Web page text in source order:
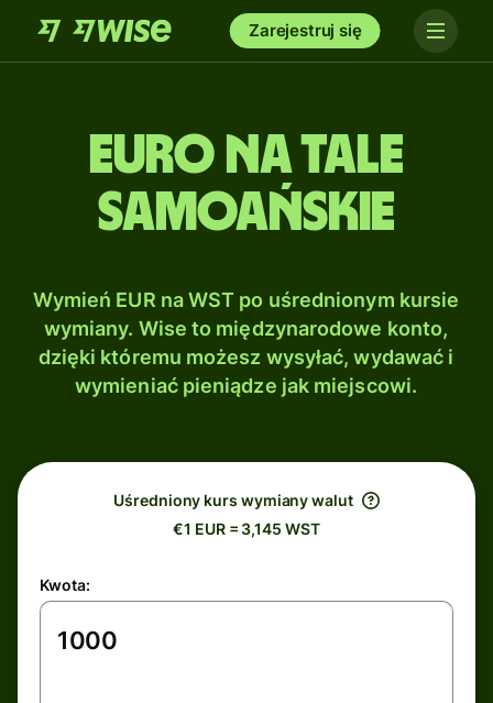
Zarejestruj się
Euro na Tale
samoańskie
Wymień EUR na WST po uśrednionym kursie
wymiany. Wise to międzynarodowe konto,
dzięki któremu możesz wysyłać, wydawać i
wymieniać pieniądze jak miejscowi.
Uśredniony kurs wymiany walut
€1 EUR = 3,145 WST
Kwota: